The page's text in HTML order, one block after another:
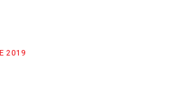
2019